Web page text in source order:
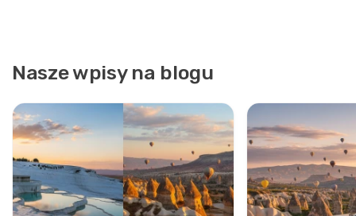
Nasze wpisy na blogu